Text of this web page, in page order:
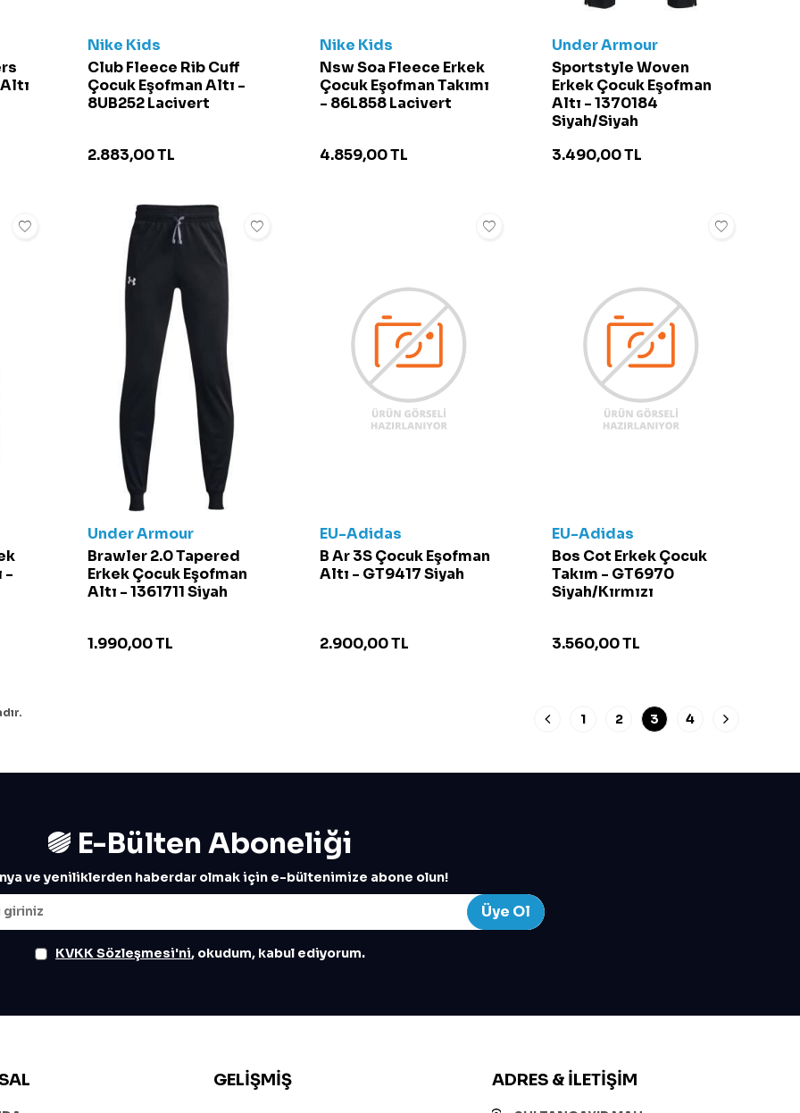
Nike Kids
Club Fleece Rib Cuff
Çocuk Eşofman Altı -
8UB252 Lacivert
2.883,00TL
Nike Kids
Nsw Soa Fleece Erkek
Çocuk Eşofman Takımı
- 86L858 Lacivert
4.859,00TL
Under Armour
Sportstyle Woven
Erkek Çocuk Eşofman
Altı - 1370184
Siyah/Siyah
3.490,00TL
-
Under Armour
Brawler 2.0 Tapered
Erkek Çocuk Eşofman
Altı - 1361711 Siyah
1.990,00TL
EU-Adidas
B Ar 3S Çocuk Eşofman
Altı - GT9417 Siyah
2.900,00TL
EU-Adidas
Bos Cot Erkek Çocuk
Takım - GT6970
Siyah/Kırmızı
3.560,00TL
1 2 3 4
E-Bülten Aboneliği
ve yeniliklerden haberdar olmak için e-bültenimize abone olun!
Üye Ol
KVKK Sözleşmesi'ni, okudum, kabul ediyorum.
GELIŞMIŞ ADRES & İLETIŞIM